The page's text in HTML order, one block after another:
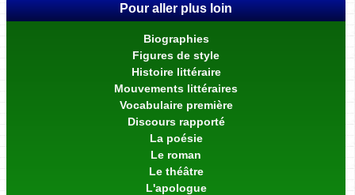
Pour aller plus loin
Biographies
Figures de style
Histoire littéraire
Mouvements littéraires
Vocabulaire première
Discours rapporté
La poésie
Le roman
Le théâtre
L'apologue